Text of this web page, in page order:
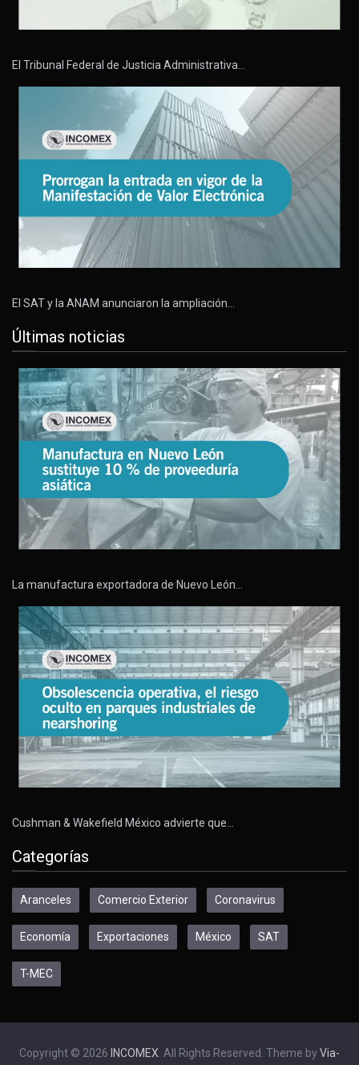
El Tribunal Federal de Justicia Administrativa…
El SAT y la ANAM anunciaron la ampliación…
Últimas noticias
La manufactura exportadora de Nuevo León…
Cushman & Wakefield México advierte que…
Categorías
Aranceles Comercio Exterior Coronavirus
Economía Exportaciones México SAT
T-MEC
Copyright © 2026 INCOMEX . All Rights Reserved. Theme by Via-